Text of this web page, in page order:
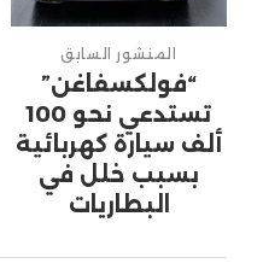
المنشور السابق
“فولكسفاغن”
تستدعي نحو 100
ألف سيارة كهربائية
بسبب خلل في
البطاريات